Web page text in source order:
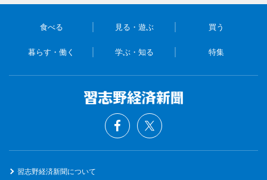
食べる 見る・遊ぶ 買う
暮らす・働く 学ぶ・知る 特集
習志野経済新聞について